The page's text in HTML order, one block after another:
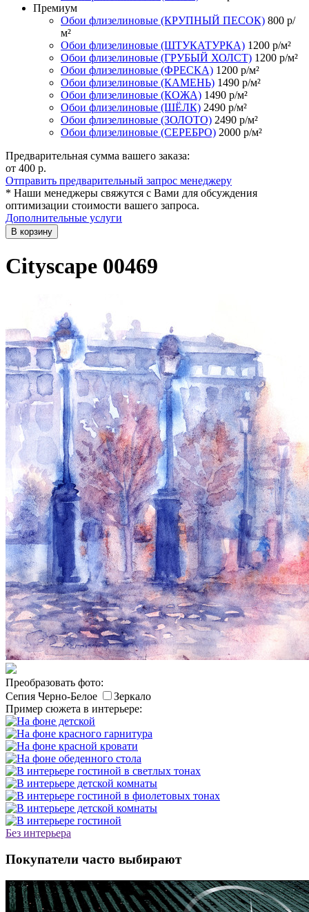
Премиум
Обои флизелиновые (КРУПНЫЙ ПЕСОК) 800 р/
м²
Обои флизелиновые (ШТУКАТУРКА) 1200 р/м²
Обои флизелиновые (ГРУБЫЙ ХОЛСТ) 1200 р/м²
Обои флизелиновые (ФРЕСКА) 1200 р/м²
Обои флизелиновые (КАМЕНЬ) 1490 р/м²
Обои флизелиновые (КОЖА) 1490 р/м²
Обои флизелиновые (ШЁЛК) 2490 р/м²
Обои флизелиновые (ЗОЛОТО) 2490 р/м²
Обои флизелиновые (СЕРЕБРО) 2000 р/м²
Предварительная сумма вашего заказа:
от 400 р.
Отправить предварительный запрос менеджеру
* Наши менеджеры свяжутся с Вами для обсуждения
оптимизации стоимости вашего запроса.
Дополнительные услуги
В корзину
Cityscape 00469
Преобразовать фото:
Сепия Черно-Белое
Зеркало
Пример сюжета в интерьере:
Без интерьера
Покупатели часто выбирают